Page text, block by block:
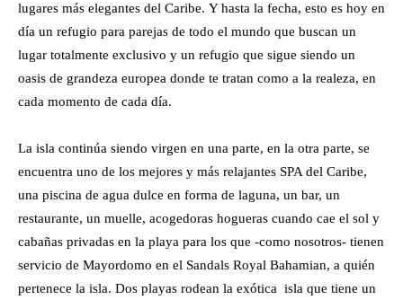
lugares más elegantes del Caribe. Y hasta la fecha, esto es hoy en
día un refugio para parejas de todo el mundo que buscan un
lugar totalmente exclusivo y un refugio que sigue siendo un
oasis de grandeza europea donde te tratan como a la realeza, en
cada momento de cada día.
La isla continúa siendo virgen en una parte, en la otra parte, se
encuentra uno de los mejores y más relajantes SPA del Caribe,
una piscina de agua dulce en forma de laguna, un bar, un
restaurante, un muelle, acogedoras hogueras cuando cae el sol y
cabañas privadas en la playa para los que -como nosotros- tienen
servicio de Mayordomo en el Sandals Royal Bahamian, a quién
pertenece la isla. Dos playas rodean la exótica isla que tiene un